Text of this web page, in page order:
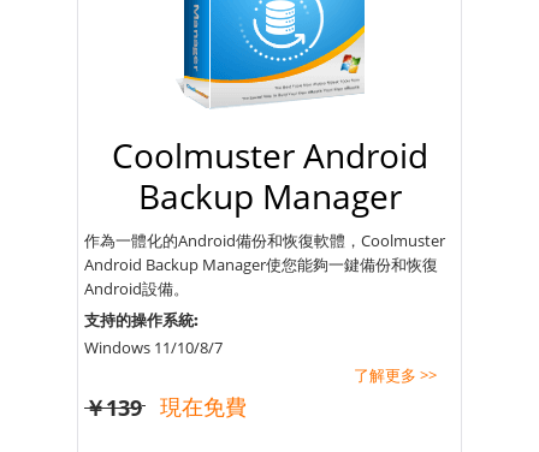
Coolmuster Android
Backup Manager
作為一體化的Android備份和恢復軟體，Coolmuster
Android Backup Manager使您能夠一鍵備份和恢復
Android設備。
支持的操作系統:
Windows 11/10/8/7
了解更多 >>
￥139 現在免費